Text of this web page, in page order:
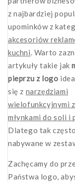
z najbardziej
upominków z
akcesoriów
kuchni. Warto
artykuły takie jak
pieprzu z logo
się z narzędziami
wielofunkcyjnymi
młynkami do soli i
Dlatego tak
nabywane w
Zachęcamy do
Państwa logo,